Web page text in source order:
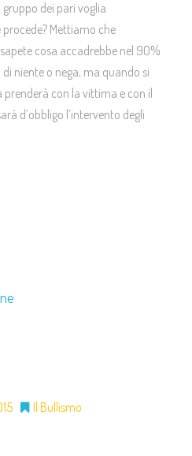
dei pari voglia
Mettiamo che
cosa accadrebbe nel 90%
niente o nega, ma quando si
prenderà con la vittima e con il
d’obbligo l’intervento degli
Il Bullismo